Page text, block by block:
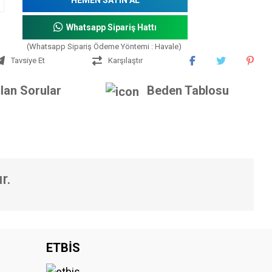
Whatsapp Sipariş Hattı
(Whatsapp Sipariş Ödeme Yöntemi : Havale)
Tavsiye Et
Karşılaştır
Sorular Beden Tablosu
ETBİS